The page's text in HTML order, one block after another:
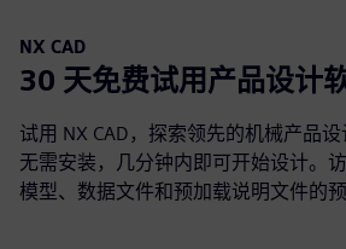
NX CAD
30 天免费试用产品设计
试用 NX CAD，探索领先的机械产品设
无需安装，几分钟内即可开始设计。
模型、数据文件和预加载说明文件的